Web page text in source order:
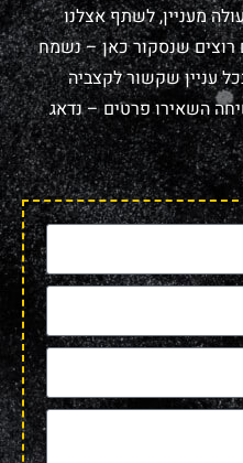
מעניין, לשתף אצלנו
שנסקור כאן – נשמח
עניין שקשור לקצביה
השאירו פרטים – נדאג